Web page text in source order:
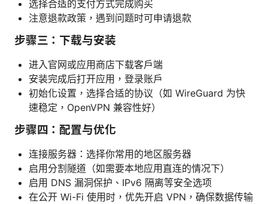
选择合适的支付方式完成购买
注意退款政策，遇到问题时可申请退款
步骤三：下载与安装
进入官网或应用商店下载客户端
安装完成后打开应用，登录账户
初始化设置，选择合适的协议（如 WireGuard 为快
速稳定，OpenVPN 兼容性好）
步骤四：配置与优化
连接服务器：选择你常用的地区服务器
启用分割隧道（如需要本地应用直连的情况下）
启用 DNS 漏洞保护、IPv6 隔离等安全选项
在公开 Wi-Fi 使用时，优先开启 VPN，确保数据传输